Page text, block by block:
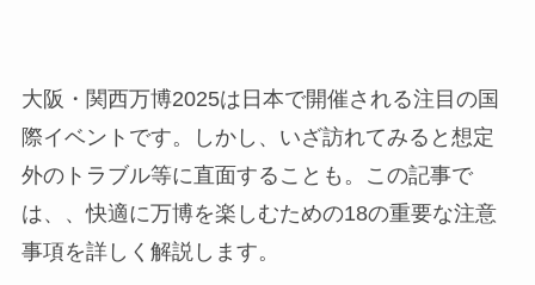
大阪・関西万博2025は日本で開催される注目の国
際イベントです。しかし、いざ訪れてみると想定
外のトラブル等に直面することも。この記事で
は、、快適に万博を楽しむための18の重要な注意
事項を詳しく解説します。